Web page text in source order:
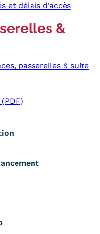
et délais d'accès
&
passerelles & suite